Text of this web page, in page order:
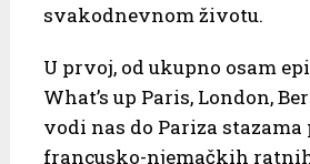
svakodnevnom životu.
U prvoj, od ukupno osam
What’s up Paris, London,
vodi nas do Pariza
francusko-njemačkih